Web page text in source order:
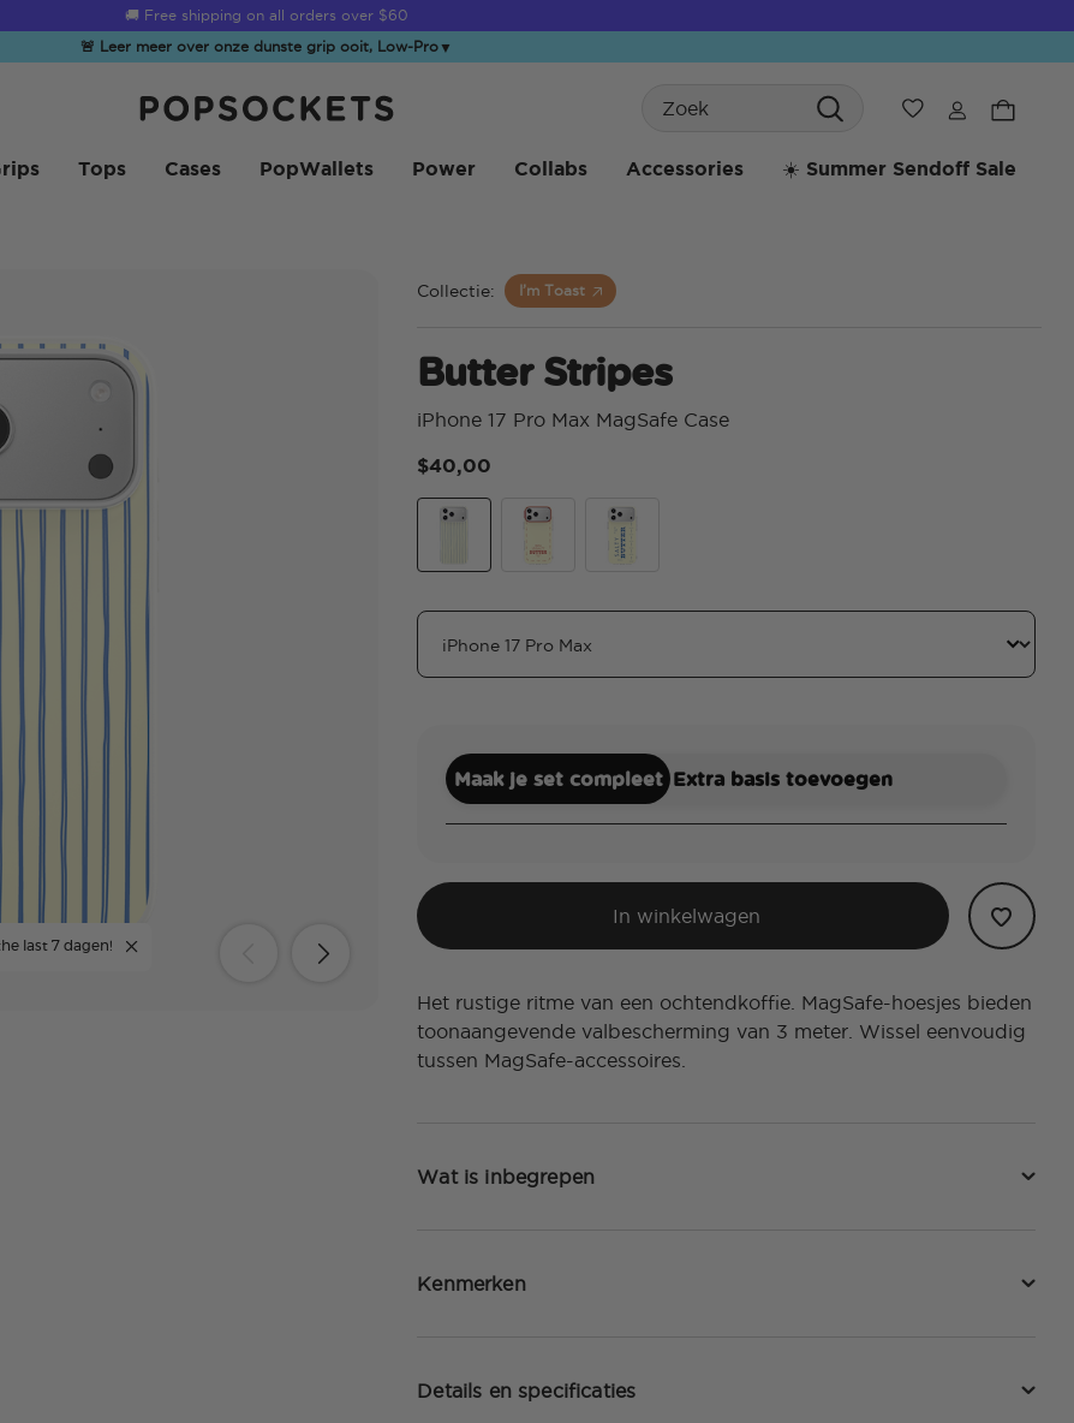
Summer Sendoff Sale is on 🚨 Up to 60% off
🚨 Leer meer over onze dunste grip ooit, Low-Pro▼
Verlanglijst
Tops Cases PopWallets Power Collabs Accessories ☀️ Summer Sendoff Sale
last 7 dagen!
Collectie: I’m Toast
Butter Stripes
iPhone 17 Pro Max MagSafe Case
$40,00
Maak je set compleet Extra basis toevoegen
In winkelwagen
Het rustige ritme van een ochtendkoffie. MagSafe-hoesjes bieden
toonaangevende valbescherming van 3 meter. Wissel eenvoudig
tussen MagSafe-accessoires.
Wat is inbegrepen
Kenmerken
Details en specificaties